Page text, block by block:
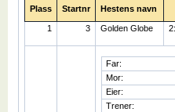
Plass Startnr Hestens navn
1 3 Golden Globe
Far:
Mor:
Eier:
Trener: